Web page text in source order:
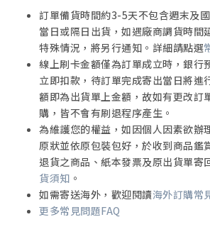
訂單備貨時間約3-5天不包含週末及
當日或隔日出貨，如遇廠商調貨時間
特殊情況，將另行通知。詳細請點選
線上刷卡金額僅為訂單成立時，銀行
立即扣款，待訂單完成寄出當日將進
額即為出貨單上金額，故如有更改訂
購，皆不會有刷退程序產生。
為維護您的權益，如因個人因素欲辦
原狀並依原包裝包好，於收到商品鑑
退貨之商品、紙本發票及原出貨單寄
貨須知 。
如需寄送海外，歡迎閱讀海外訂購常
更多常見問題FAQ